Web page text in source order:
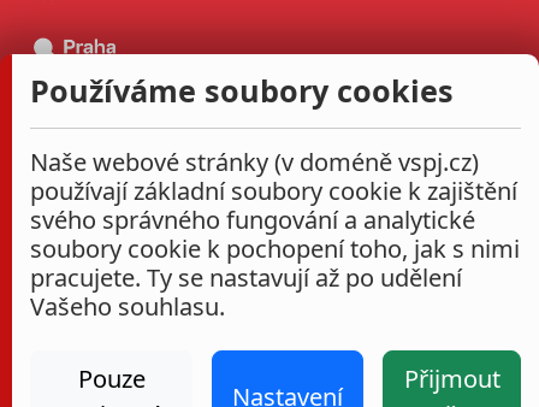
Používáme soubory cookies
Naše webové stránky (v doméně vspj.cz)
používají základní soubory cookie k zajištění
svého správného fungování a analytické
soubory cookie k pochopení toho, jak s nimi
pracujete. Ty se nastavují až po udělení
Vašeho souhlasu.
Pouze
Nastavení
Přijmout